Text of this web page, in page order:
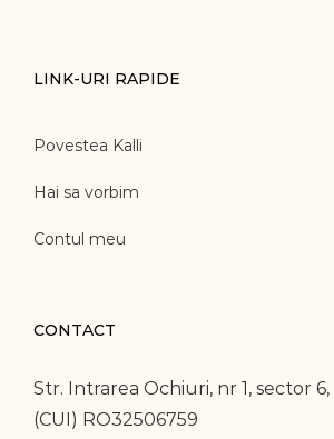
LINK-URI RAPIDE
Povestea Kalli
Hai sa vorbim
Contul meu
CONTACT
Str. Intrarea Ochiuri, nr 1, sector
(CUI) RO32506759